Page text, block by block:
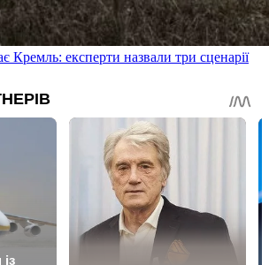
Кремль: експерти назвали три сценарії